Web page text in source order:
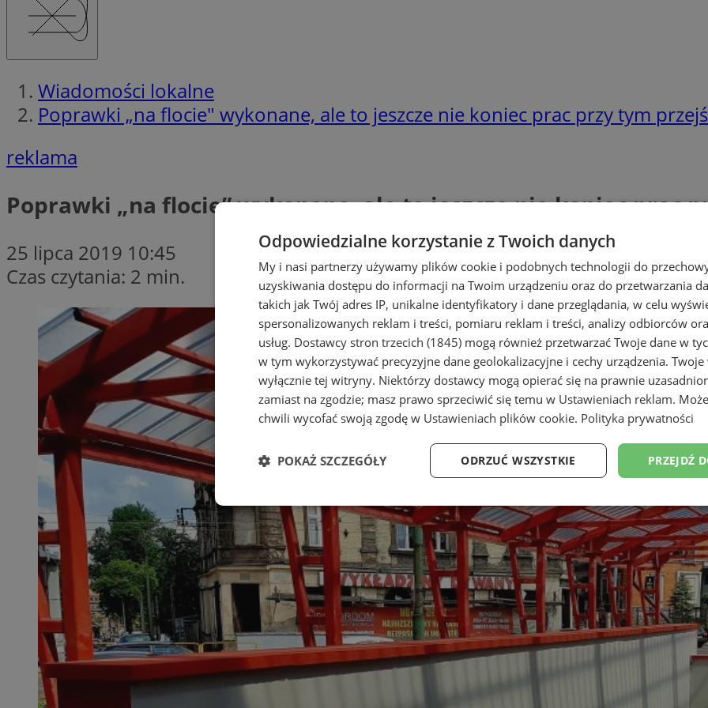
Wiadomości lokalne
Poprawki „na flocie" wykonane, ale to jeszcze nie koniec prac przy tym
reklama
Poprawki „na flocie” wykonane, ale to jeszcze nie koniec prac
25 lipca 2019 10:45
Czas czytania: 2 min.
Odpowiedzialne korzystanie z Twoich danych
My i nasi partnerzy używamy plików cookie i podobnych technologii do
uzyskiwania dostępu do informacji na Twoim urządzeniu oraz do przetwarzania
takich jak Twój adres IP, unikalne identyfikatory i dane przeglądania, w celu
spersonalizowanych reklam i treści, pomiaru reklam i treści, analizy odbiorców
usług. Dostawcy stron trzecich (1845) mogą również przetwarzać Twoje dane w
w tym wykorzystywać precyzyjne dane geolokalizacyjne i cechy urządzenia.
wyłącznie tej witryny. Niektórzy dostawcy mogą opierać się na prawnie
zamiast na zgodzie; masz prawo sprzeciwić się temu w Ustawieniach reklam.
chwili wycofać swoją zgodę w Ustawieniach plików cookie. Polityka prywatności
PRZEJDŹ
ODRZUĆ WSZYSTKIE
POKAŻ SZCZEGÓŁY
Niezbędne Wydajność Targetowanie Funkcjonalność
Niezbędne Wydajność Targetowanie Funkcjonalność
Niezbędne pliki cookie umożliwiają korzystanie z podstawowych funkcji strony internetowej, takich jak
zarządzanie kontem. Bez niezbędnych plików cookie nie można prawidłowo korzystać ze strony